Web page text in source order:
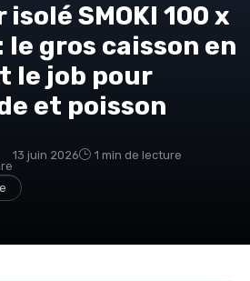
SMOKI 100 x
le gros caisson en
le job pour
et poisson
13 juin 2026 1 min de lecture